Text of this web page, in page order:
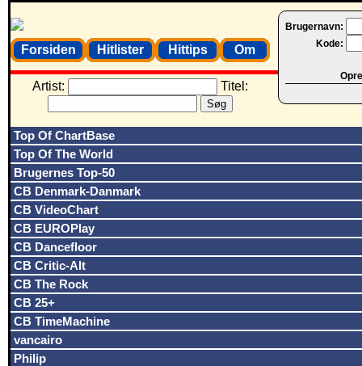
Brugernavn:
Kode:
Forsiden Hitlister Hittips Om
Artist: Titel:
Top Of ChartBase
Top Of The World
Brugernes Top-50
CB Denmark-Danmark
CB VideoChart
CB EUROPlay
CB Dancefloor
CB Critic-Alt
CB The Rock
CB 25+
CB TimeMachine
vancairo
Philip